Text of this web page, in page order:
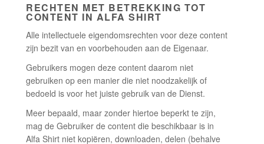
RECHTEN MET BETREKKING TOT
CONTENT IN ALFA SHIRT
Alle intellectuele eigendomsrechten voor deze content
zijn bezit van en voorbehouden aan de Eigenaar.
Gebruikers mogen deze content daarom niet
gebruiken op een manier die niet noodzakelijk of
bedoeld is voor het juiste gebruik van de Dienst.
Meer bepaald, maar zonder hiertoe beperkt te zijn,
mag de Gebruiker de content die beschikbaar is in
Alfa Shirt niet kopiëren, downloaden, delen (behalve